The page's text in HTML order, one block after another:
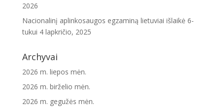
2026
Nacionalinį aplinkosaugos egzaminą lietuviai išlaikė 6-
tukui 4 lapkričio, 2025
Archyvai
2026 m. liepos mėn.
2026 m. birželio mėn.
2026 m. gegužės mėn.